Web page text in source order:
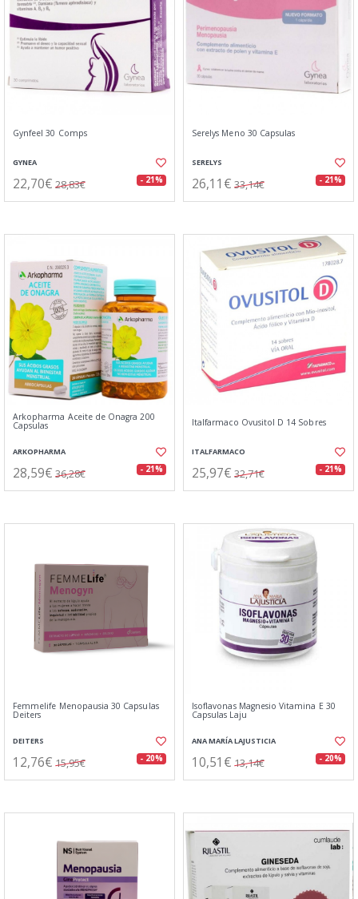
Gynfeel 30 Comps
GYNEA
22,70€ 28,83€ - 21%
Serelys Meno 30 Capsulas
SERELYS
26,11€ 33,14€ - 21%
Arkopharma Aceite de Onagra 200
Capsulas
ARKOPHARMA
28,59€ 36,28€ - 21%
Italfarmaco Ovusitol D 14 Sobres
ITALFARMACO
25,97€ 32,71€ - 21%
Femmelife Menopausia 30 Capsulas
Deiters
DEITERS
12,76€ 15,95€ - 20%
Isoflavonas Magnesio Vitamina E 30
Capsulas Laju
ANA MARÍA LAJUSTICIA
10,51€ 13,14€ - 20%